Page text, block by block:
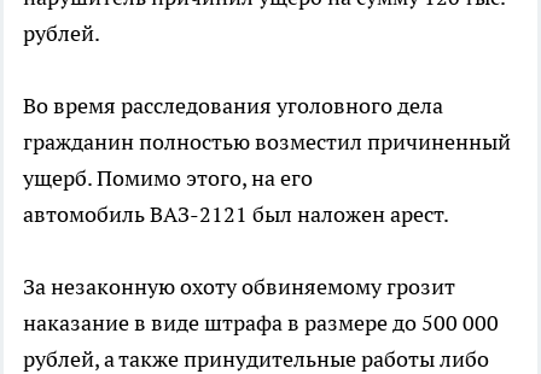
рублей.
Во время расследования уголовного дела
гражданин полностью возместил причиненный
ущерб. Помимо этого, на его
автомобиль ВАЗ-2121 был наложен арест.
За незаконную охоту обвиняемому грозит
наказание в виде штрафа в размере до 500 000
рублей, а также принудительные работы либо